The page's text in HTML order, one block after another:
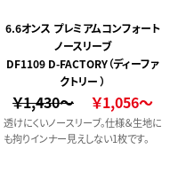
6.6オンス プレミアムコンフォート
ノースリーブ
DF1109 D-FACTORY（ディーファ
クトリー ）
￥1,430～ ￥1,056～
透けにくいノースリーブ。仕様＆生地に
も拘りインナー見えしない1枚です。